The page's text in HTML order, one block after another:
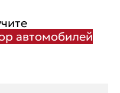
автомобилей